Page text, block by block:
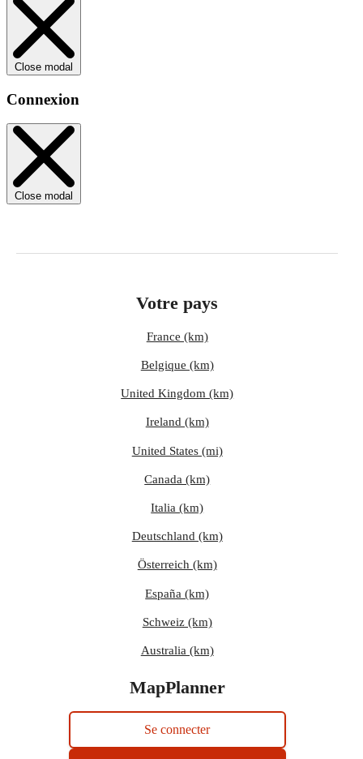
Close modal
Connexion
Close modal
Votre pays
France (km)
Belgique (km)
United Kingdom (km)
Ireland (km)
United States (mi)
Canada (km)
Italia (km)
Deutschland (km)
Österreich (km)
España (km)
Schweiz (km)
Australia (km)
MapPlanner
Se connecter